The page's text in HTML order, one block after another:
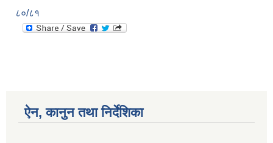
८०/८१
ऐन, कानुन तथा निर्देशिका